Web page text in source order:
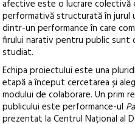
afective este o lucrare
performativă structurată în jurul
dintr-un performance în care
firului narativ pentru public
studiat.
Echipa proiectului este una
etapă a început cercetarea și
modului de colaborare. Un prim
publicului este performance-ul
prezentat la Centrul Național al